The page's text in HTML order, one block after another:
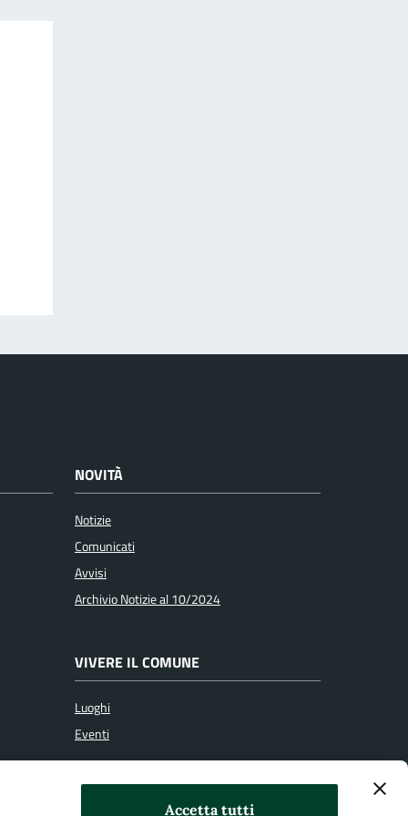
Accetta tutti
NOVITÀ
Notizie
Comunicati
Avvisi
Archivio Notizie al 10/2024
VIVERE IL COMUNE
Luoghi
Eventi
SEGUICI SU